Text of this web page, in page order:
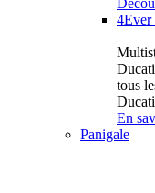
4Ever
tous
En
Panigale